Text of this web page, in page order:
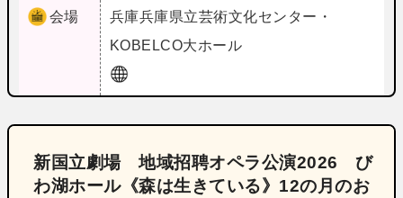
会場 兵庫兵庫県立芸術文化センター・
KOBELCO大ホール
新国立劇場 地域招聘オペラ公演2026 び
わ湖ホール《森は生きている》12の月のお